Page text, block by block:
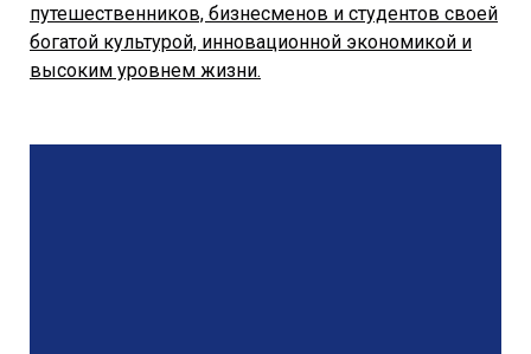
путешественников, бизнесменов и студентов своей
богатой культурой, инновационной экономикой и
высоким уровнем жизни.